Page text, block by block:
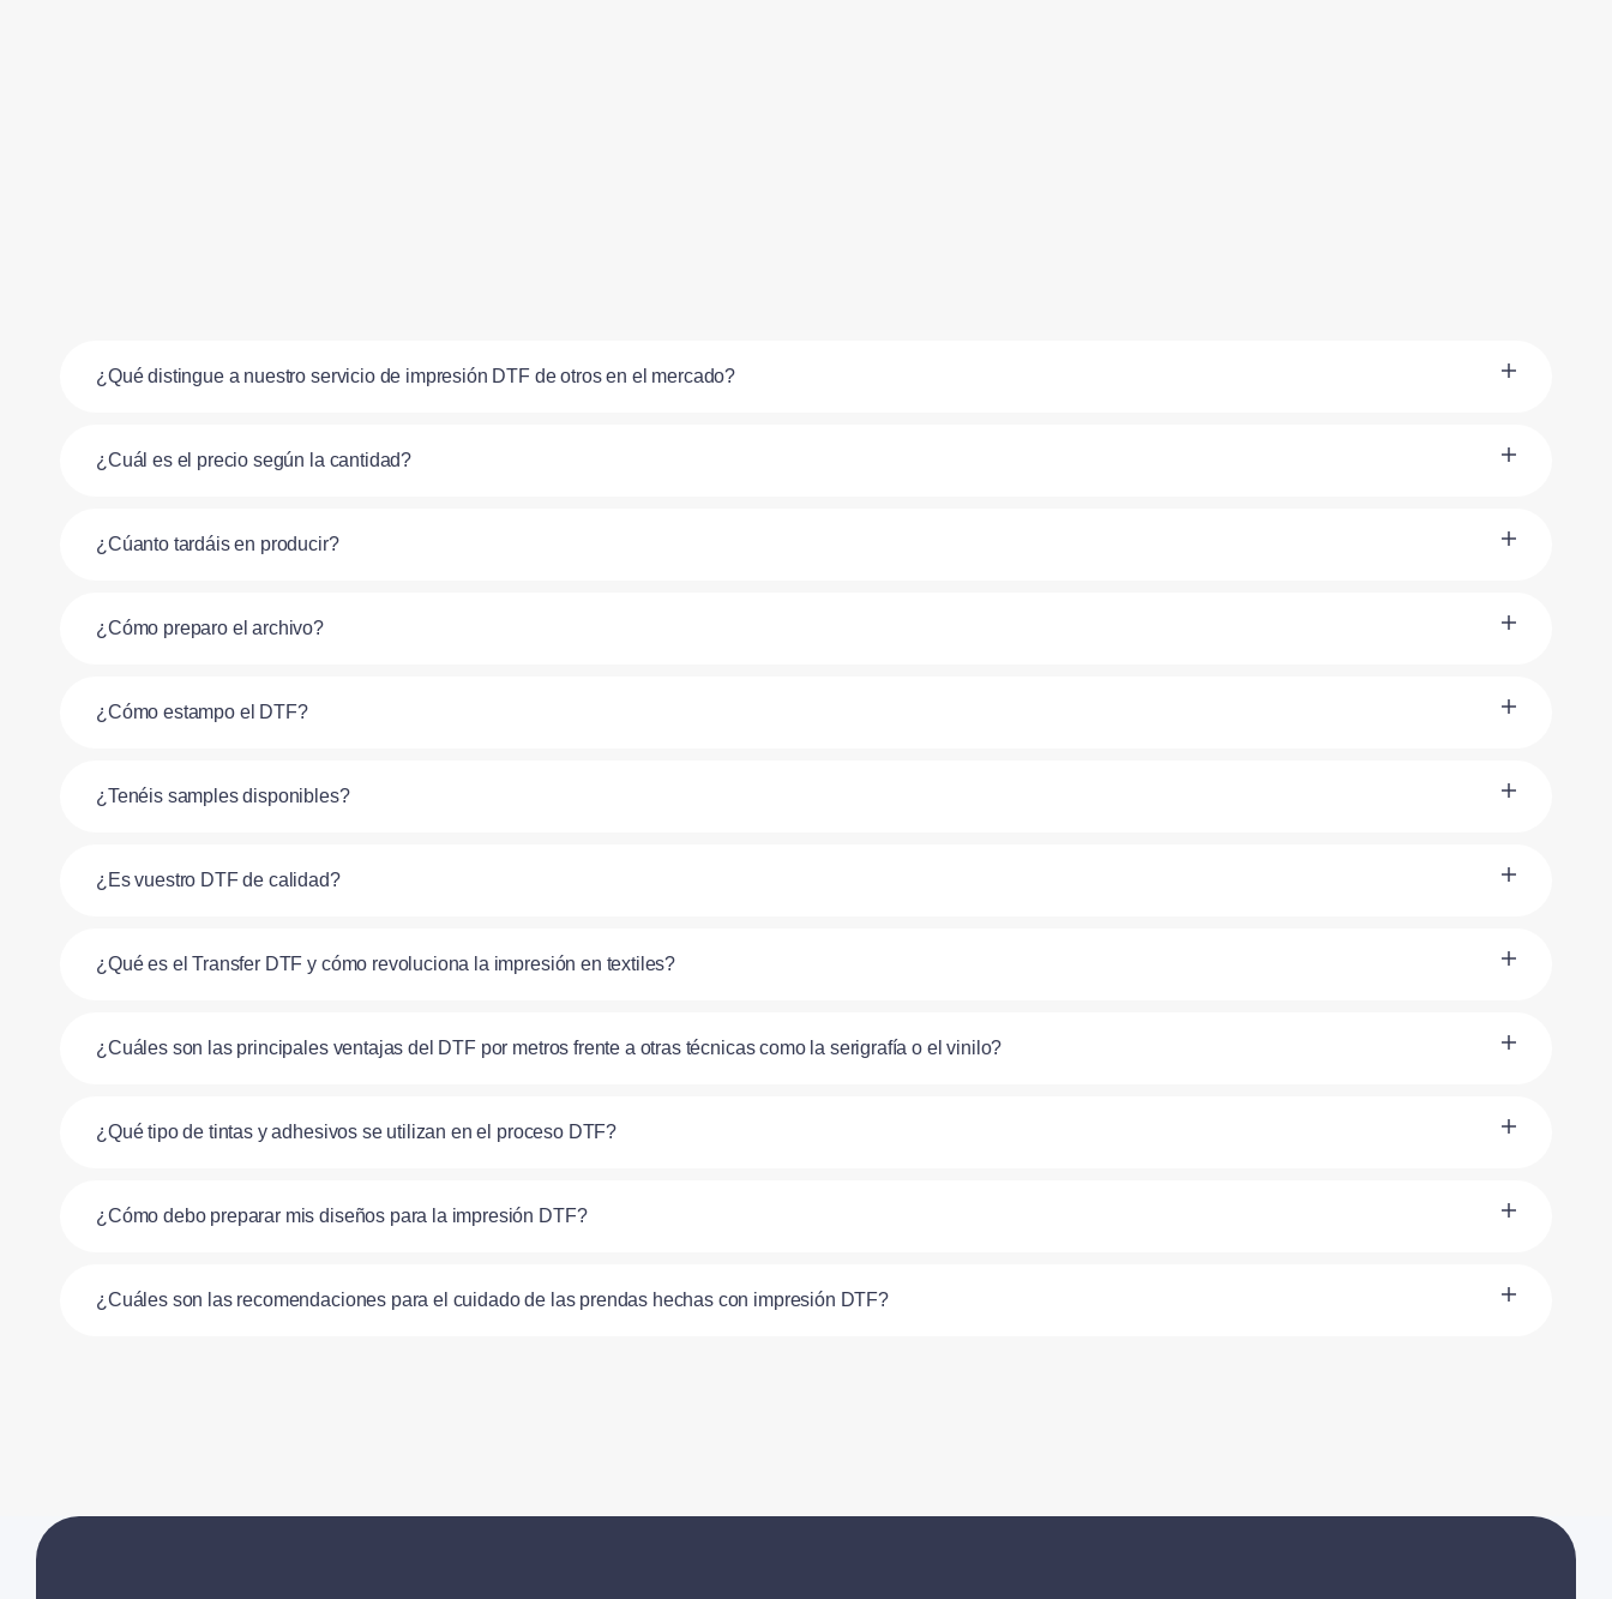
¿Qué distingue a nuestro servicio de impresión DTF de otros en el mercado?
¿Cuál es el precio según la cantidad?
¿Cúanto tardáis en producir?
¿Cómo preparo el archivo?
¿Cómo estampo el DTF?
¿Tenéis samples disponibles?
¿Es vuestro DTF de calidad?
¿Qué es el Transfer DTF y cómo revoluciona la impresión en textiles?
¿Cuáles son las principales ventajas del DTF por metros frente a otras técnicas como la serigrafía o el vinilo?
¿Qué tipo de tintas y adhesivos se utilizan en el proceso DTF?
¿Cómo debo preparar mis diseños para la impresión DTF?
¿Cuáles son las recomendaciones para el cuidado de las prendas hechas con impresión DTF?